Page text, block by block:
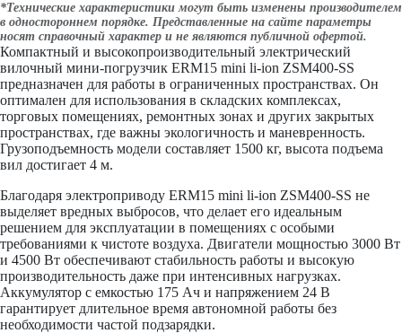
*Технические характеристики могут быть изменены производителем
в одностороннем порядке. Представленные на сайте параметры
носят справочный характер и не являются публичной офертой.
Компактный и высокопроизводительный электрический
вилочный мини-погрузчик ERM15 mini li-ion ZSM400-SS
предназначен для работы в ограниченных пространствах. Он
оптимален для использования в складских комплексах,
торговых помещениях, ремонтных зонах и других закрытых
пространствах, где важны экологичность и маневренность.
Грузоподъемность модели составляет 1500 кг, высота подъема
вил достигает 4 м.
Благодаря электроприводу ERM15 mini li-ion ZSM400-SS не
выделяет вредных выбросов, что делает его идеальным
решением для эксплуатации в помещениях с особыми
требованиями к чистоте воздуха. Двигатели мощностью 3000 Вт
и 4500 Вт обеспечивают стабильность работы и высокую
производительность даже при интенсивных нагрузках.
Аккумулятор с емкостью 175 Ач и напряжением 24 B
гарантирует длительное время автономной работы без
необходимости частой подзарядки.